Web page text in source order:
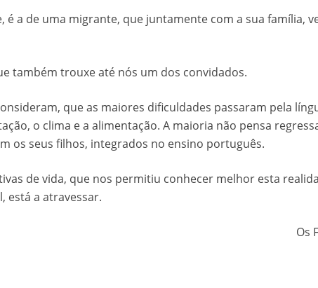
é a de uma migrante, que juntamente com a sua família,
também trouxe até nós um dos convidados.
que as maiores dificuldades passaram pela
o clima e a alimentação. A maioria não pensa
os seus filhos, integrados no ensino português.
de vida, que nos permitiu conhecer melhor esta
está a atravessar.
Os